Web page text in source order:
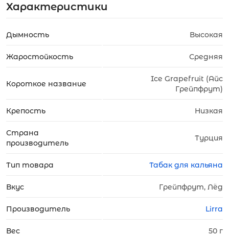
Характеристики
Дымность Высокая
Жаростойкость Средняя
Короткое название
Ice Grapefruit (Айс
Грейпфрут)
Крепость Низкая
Страна
производитель
Турция
Тип товара Табак для кальяна
Вкус Грейпфрут, Лёд
Производитель Lirra
Вес 50 г